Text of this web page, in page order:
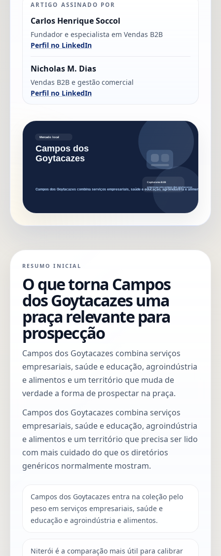
ARTIGO ASSINADO POR
Carlos Henrique Soccol
Fundador e especialista em Vendas B2B
Perfil no LinkedIn
Nicholas M. Dias
Vendas B2B e gestão comercial
Perfil no LinkedIn
RESUMO INICIAL
O que torna Campos
dos Goytacazes uma
praça relevante para
prospecção
Campos dos Goytacazes combina serviços
empresariais, saúde e educação, agroindústria
e alimentos e um território que muda de
verdade a forma de prospectar na praça.
Campos dos Goytacazes combina serviços
empresariais, saúde e educação, agroindústria
e alimentos e um território que precisa ser lido
com mais cuidado do que os diretórios
genéricos normalmente mostram.
Campos dos Goytacazes entra na coleção pelo
peso em serviços empresariais, saúde e
educação e agroindústria e alimentos.
Niterói é a comparação mais útil para calibrar